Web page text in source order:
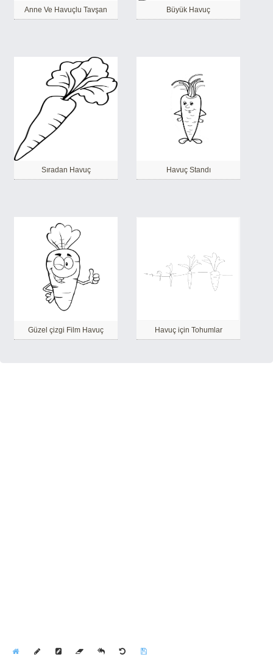
Anne Ve Havuçlu Tavşan Büyük Havuç
Sıradan Havuç Havuç Standı
Güzel çizgi Film Havuç Havuç için Tohumlar